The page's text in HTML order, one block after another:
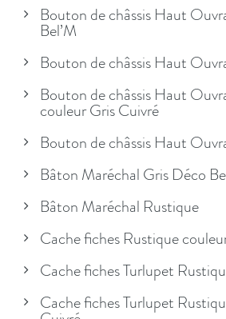
Bouton de châssis Haut
Bel’M
Bouton de châssis Haut
Bouton de châssis Haut
couleur Gris Cuivré
Bouton de châssis Haut
Bâton Maréchal Gris Déco
Bâton Maréchal Rustique
Cache fiches Rustique
Cache fiches Turlupet
Cache fiches Turlupet